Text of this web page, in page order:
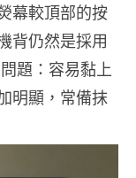
幕較頂部的按
背仍然是採用
題：容易黏上
明顯，常備抹